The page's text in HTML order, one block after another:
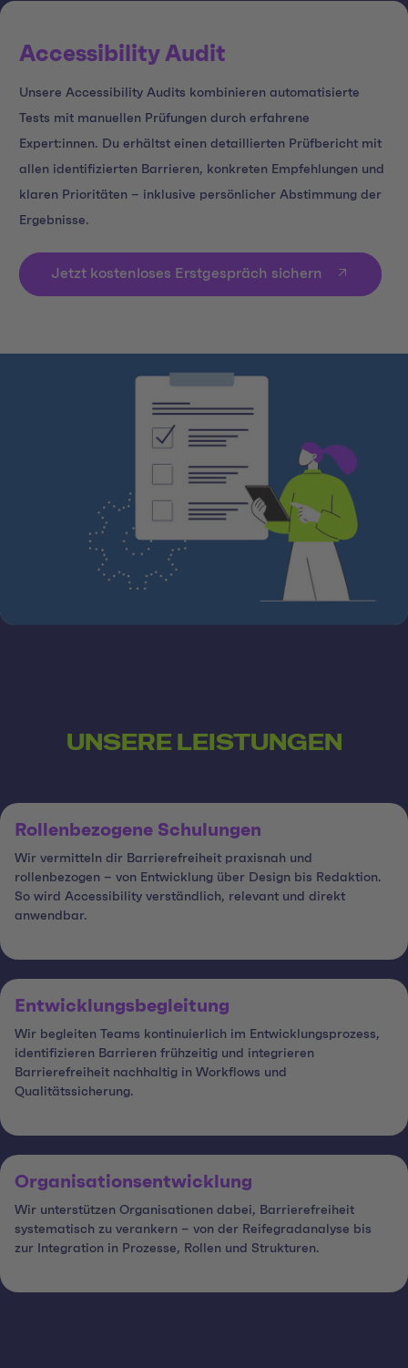
Accessibility Audit
Unsere Accessibility Audits kombinieren automatisierte
Tests mit manuellen Prüfungen durch erfahrene
Expert:innen. Du erhältst einen detaillierten Prüfbericht mit
allen identifizierten Barrieren, konkreten Empfehlungen und
klaren Prioritäten – inklusive persönlicher Abstimmung der
Ergebnisse.
Jetzt kostenloses Erstgespräch sichern
UNSERE LEISTUNGEN
Rollenbezogene Schulungen
Wir vermitteln dir Barrierefreiheit praxisnah und
rollenbezogen – von Entwicklung über Design bis Redaktion.
So wird Accessibility verständlich, relevant und direkt
anwendbar.
Entwicklungsbegleitung
Wir begleiten Teams kontinuierlich im Entwicklungsprozess,
identifizieren Barrieren frühzeitig und integrieren
Barrierefreiheit nachhaltig in Workflows und
Qualitätssicherung.
Organisationsentwicklung
Wir unterstützen Organisationen dabei, Barrierefreiheit
systematisch zu verankern – von der Reifegradanalyse bis
zur Integration in Prozesse, Rollen und Strukturen.